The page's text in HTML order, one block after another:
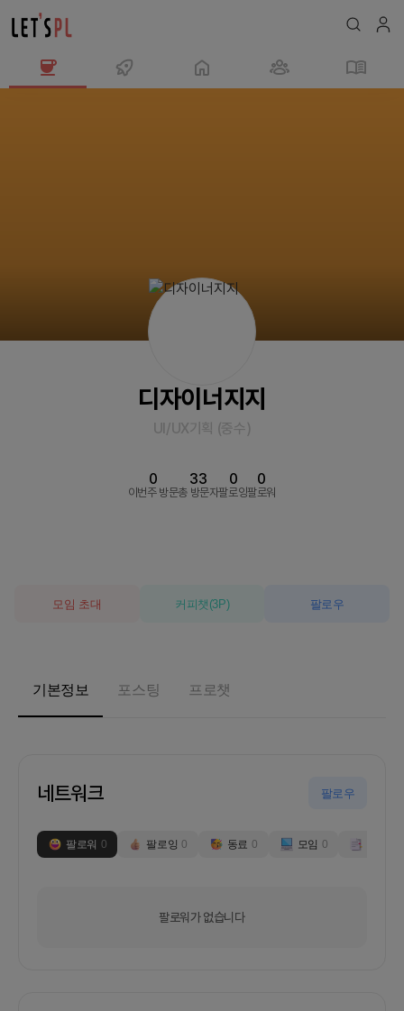
디자이너지지
UI/UX기획 (중수)
이번주 방문
0
총 방문자
33
팔로잉
0
팔로워
0
모임 초대 커피챗 (3P) 팔로우
기본정보 포스팅 프로챗
네트워크 팔로우
팔로워 0 팔로잉 0 동료 0 모임 0
팔로워가 없습니다